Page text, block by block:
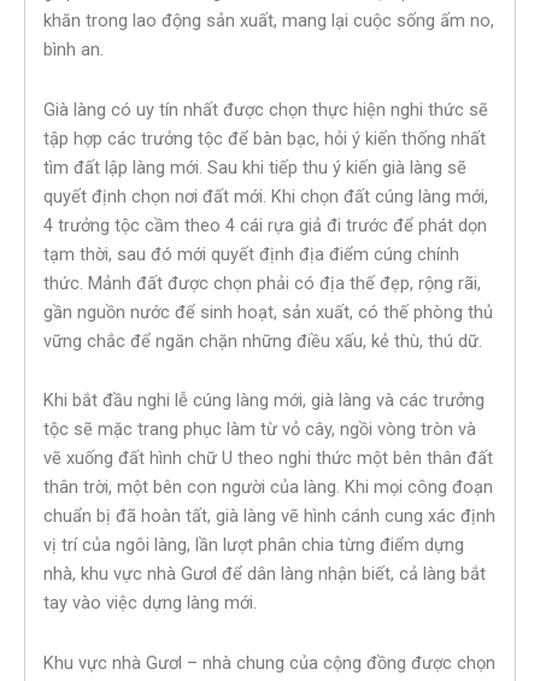
khăn trong lao động sản xuất, mang lại cuộc sống ấm no,
bình an.
Già làng có uy tín nhất được chọn thực hiện nghi thức sẽ
tập hợp các trưởng tộc để bàn bạc, hỏi ý kiến thống nhất
tìm đất lập làng mới. Sau khi tiếp thu ý kiến già làng sẽ
quyết định chọn nơi đất mới. Khi chọn đất cúng làng mới,
4 trưởng tộc cầm theo 4 cái rựa giả đi trước để phát dọn
tạm thời, sau đó mới quyết định địa điểm cúng chính
thức. Mảnh đất được chọn phải có địa thế đẹp, rộng rãi,
gần nguồn nước để sinh hoạt, sản xuất, có thế phòng thủ
vững chắc để ngăn chặn những điều xấu, kẻ thù, thú dữ.
Khi bắt đầu nghi lễ cúng làng mới, già làng và các trưởng
tộc sẽ mặc trang phục làm từ vỏ cây, ngồi vòng tròn và
vẽ xuống đất hình chữ U theo nghi thức một bên thân đất
thân trời, một bên con người của làng. Khi mọi công đoạn
chuẩn bị đã hoàn tất, già làng vẽ hình cánh cung xác định
vị trí của ngôi làng, lần lượt phân chia từng điểm dựng
nhà, khu vực nhà Gươl để dân làng nhận biết, cả làng bắt
tay vào việc dựng làng mới.
Khu vực nhà Gươl – nhà chung của cộng đồng được chọn